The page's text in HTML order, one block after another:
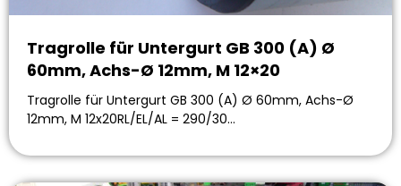
Tragrolle für Untergurt GB 300 (A) Ø
60mm, Achs-Ø 12mm, M 12×20
Tragrolle für Untergurt GB 300 (A) Ø 60mm, Achs-Ø
12mm, M 12x20RL/EL/AL = 290/30…